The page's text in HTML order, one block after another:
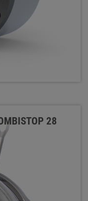
28